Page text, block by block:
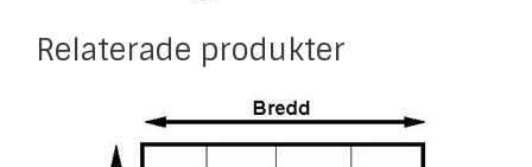
Relaterade produkter